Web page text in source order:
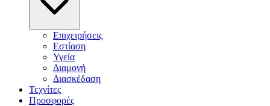
Επιχειρήσεις
Εστίαση
Υγεία
Διαμονή
Διασκέδαση
Τεχνίτες
Προσφορές